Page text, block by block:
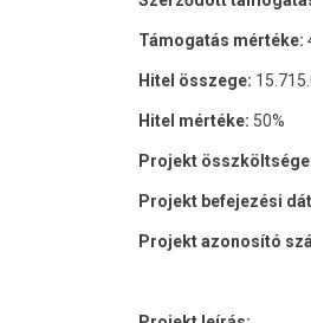
Támogatás mértéke:
Hitel összege:
Hitel mértéke: 50%
Projekt
Projekt befejezési
Projekt azonosító